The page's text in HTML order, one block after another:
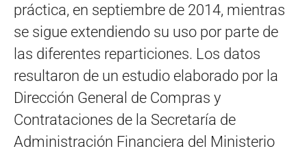
práctica, en septiembre de 2014, mientras
se sigue extendiendo su uso por parte de
las diferentes reparticiones. Los datos
resultaron de un estudio elaborado por la
Dirección General de Compras y
Contrataciones de la Secretaría de
Administración Financiera del Ministerio